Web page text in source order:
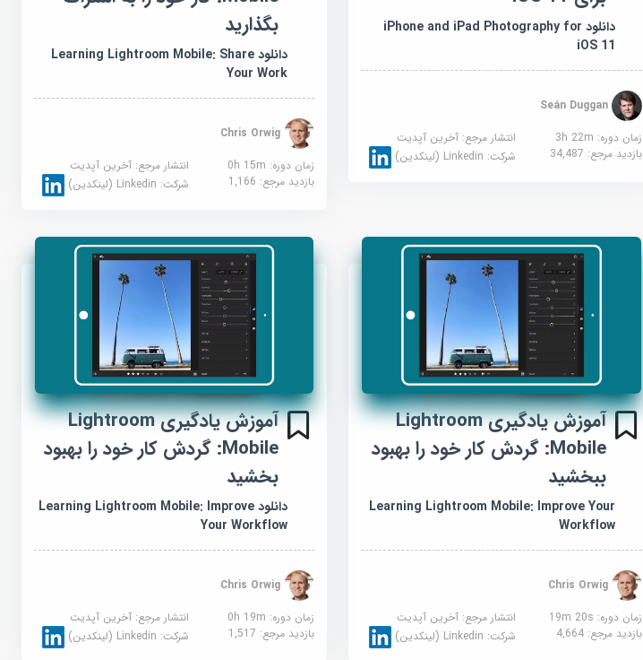
دانلود iPhone and iPad Photography for
iOS 11
Seán Duggan
زمان دوره: 3h 22m
انتشار مرجع: آخرین آپدیت
بازدید مرجع: 34,487 شرکت: Linkedin (لینکدین)
بگذارید
دانلود Learning Lightroom Mobile: Share
Your Work
زمان دوره: 0h 15m
انتشار مرجع:آخرین آپدیت
بازدید مرجع: 1,166 شرکت: Linkedin (لینکدین)
آموزش یادگیری Lightroom
Mobile: گردش کار خود را بهبود
ببخشید
Learning Lightroom Mobile: Improve Your
Workflow
Chris Orwig
زمان دوره: 19m 20s
انتشار مرجع: آخرین آپدیت
بازدید مرجع:4,664 شرکت: Linkedin (لینکدین)
آموزش یادگیری Lightroom
Mobile: گردش کار خود را بهبود
بخشید
دانلود Learning Lightroom Mobile: Improve
Your Workflow
زمان دوره: 0h 19m
انتشار مرجع:آخرین آپدیت
بازدید مرجع: 1,517 شرکت: Linkedin (لینکدین)